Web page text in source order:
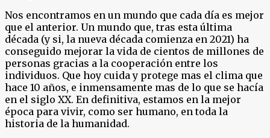
Nos encontramos en un mundo que cada día es mejor
que el anterior. Un mundo que, tras esta última
década (y si, la nueva década comienza en 2021) ha
conseguido mejorar la vida de cientos de millones de
personas gracias a la cooperación entre los
individuos. Que hoy cuida y protege mas el clima que
hace 10 años, e inmensamente mas de lo que se hacía
en el siglo XX. En definitiva, estamos en la mejor
época para vivir, como ser humano, en toda la
historia de la humanidad.